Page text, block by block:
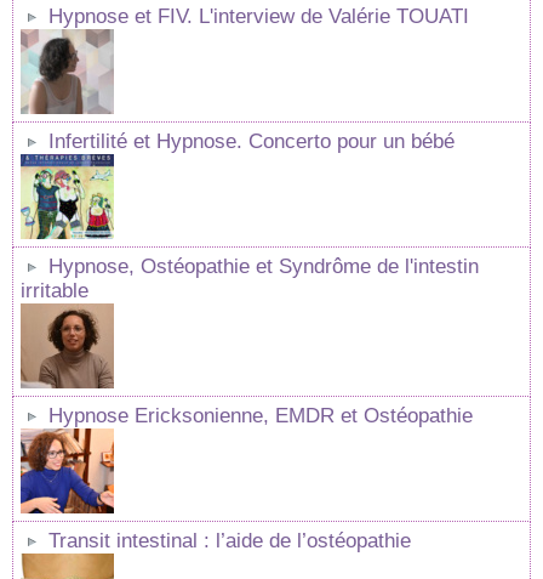
Hypnose et FIV. L'interview de Valérie TOUATI
Infertilité et Hypnose. Concerto pour un bébé
Hypnose, Ostéopathie et Syndrôme de l'intestin
irritable
Hypnose Ericksonienne, EMDR et Ostéopathie
Transit intestinal : l’aide de l’ostéopathie